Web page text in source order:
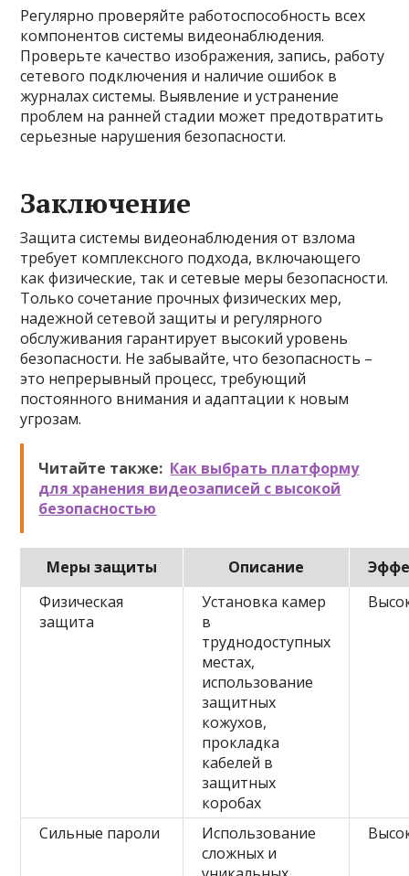
Регулярно проверяйте работоспособность всех
компонентов системы видеонаблюдения.
Проверьте качество изображения, запись, работу
сетевого подключения и наличие ошибок в
журналах системы. Выявление и устранение
проблем на ранней стадии может предотвратить
серьезные нарушения безопасности.
Заключение
Защита системы видеонаблюдения от взлома
требует комплексного подхода, включающего
как физические, так и сетевые меры безопасности.
Только сочетание прочных физических мер,
надежной сетевой защиты и регулярного
обслуживания гарантирует высокий уровень
безопасности. Не забывайте, что безопасность –
это непрерывный процесс, требующий
постоянного внимания и адаптации к новым
угрозам.
Читайте также: Как выбрать платформу
для хранения видеозаписей с высокой
безопасностью
Меры защиты Описание
Физическая
защита
Установка камер
в
труднодоступных
местах,
использование
защитных
кожухов,
прокладка
кабелей в
защитных
коробах
Сильные пароли
Использование
сложных и